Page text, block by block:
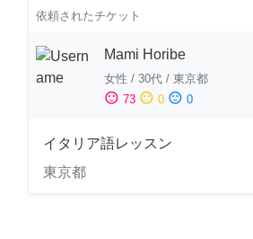
依頼されたチケット
Mami Horibe
女性 / 30代 / 東京都
sentiment_satisfied 73 sentiment_neutral 0 sentiment_dissatisfied 0
イタリア語レッスン
東京都